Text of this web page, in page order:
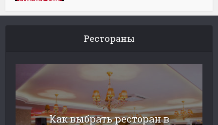
Рестораны
Как выбрать ресторан в